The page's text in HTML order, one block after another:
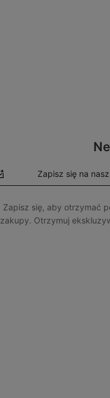
Zapisz się, aby otrzymać
zakupy. Otrzymuj
Zapisz się na